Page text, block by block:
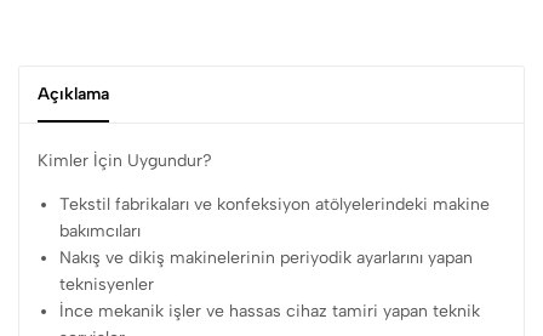
Açıklama
Kimler İçin Uygundur?
Tekstil fabrikaları ve konfeksiyon atölyelerindeki makine
bakımcıları
Nakış ve dikiş makinelerinin periyodik ayarlarını yapan
teknisyenler
İnce mekanik işler ve hassas cihaz tamiri yapan teknik